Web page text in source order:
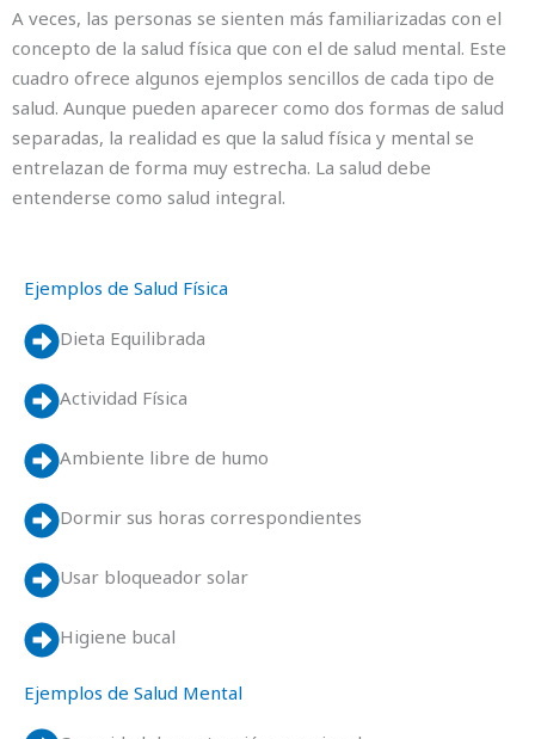
A veces, las personas se sienten más familiarizadas con el
concepto de la salud física que con el de salud mental. Este
cuadro ofrece algunos ejemplos sencillos de cada tipo de
salud. Aunque pueden aparecer como dos formas de salud
separadas, la realidad es que la salud física y mental se
entrelazan de forma muy estrecha. La salud debe
entenderse como salud integral.
Ejemplos de Salud Física
Dieta Equilibrada
Actividad Física
Ambiente libre de humo
Dormir sus horas correspondientes
Usar bloqueador solar
Higiene bucal
Ejemplos de Salud Mental